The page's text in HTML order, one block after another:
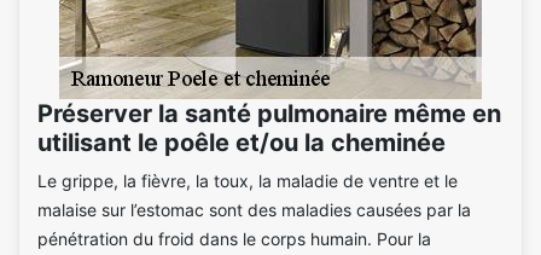
Préserver la santé pulmonaire même en
utilisant le poêle et/ou la cheminée
Le grippe, la fièvre, la toux, la maladie de ventre et le
malaise sur l’estomac sont des maladies causées par la
pénétration du froid dans le corps humain. Pour la